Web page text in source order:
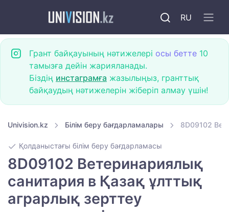
RU
Грант байқауының нәтижелері осы бетте 10
тамызға дейін жарияланады.
Біздің инстаграмға жазылыңыз, гранттық
байқаудың нәтижелерін жіберіп алмау үшін!
Univision.kz Білім беру бағдарламалары 8D09102
Қолданыстағы білім беру бағдарламасы
8D09102 Ветеринариялық
санитария в Қазақ ұлттық
аграрлық зерттеу